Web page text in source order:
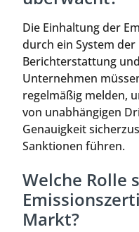
Die Einhaltung der
durch ein System
Berichterstattung
Unternehmen
regelmäßig melden,
von unabhängigen
Genauigkeit
Sanktionen führen.
Welche Rolle
Markt?